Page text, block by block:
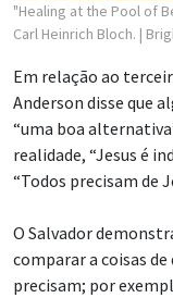
"Healing at the Pool of
Carl Heinrich Bloch. |
Em relação ao
Anderson disse que
“uma boa
realidade, “Jesus é
“Todos precisam de
O Salvador
comparar a coisas
precisam; por